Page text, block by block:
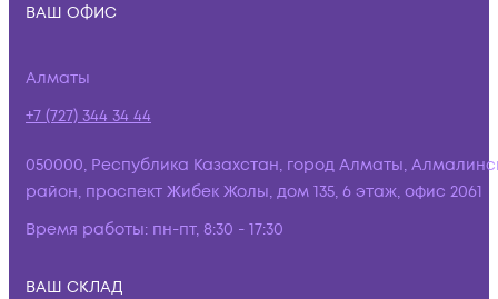
ВАШ ОФИС
Алматы
+7 (727) 344 34 44
050000, Республика Казахстан, город Алматы,
район, проспект Жибек Жолы, дом 135, 6 этаж, офис 2061
Время работы: пн-пт, 8:30 - 17:30
ВАШ СКЛАД